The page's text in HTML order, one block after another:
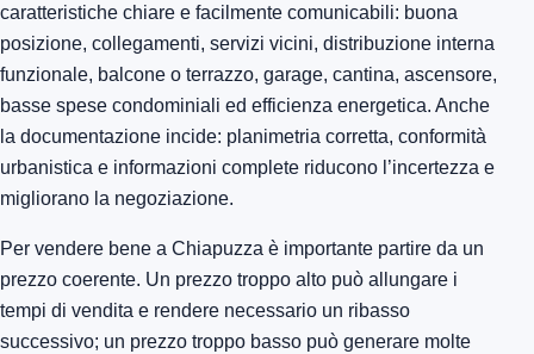
caratteristiche chiare e facilmente comunicabili: buona
posizione, collegamenti, servizi vicini, distribuzione interna
funzionale, balcone o terrazzo, garage, cantina, ascensore,
basse spese condominiali ed efficienza energetica. Anche
la documentazione incide: planimetria corretta, conformità
urbanistica e informazioni complete riducono l’incertezza e
migliorano la negoziazione.
Per vendere bene a Chiapuzza è importante partire da un
prezzo coerente. Un prezzo troppo alto può allungare i
tempi di vendita e rendere necessario un ribasso
successivo; un prezzo troppo basso può generare molte